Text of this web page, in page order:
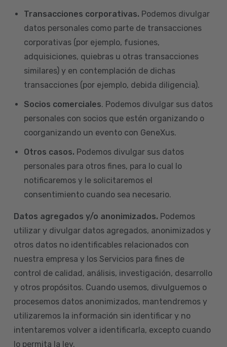
Transacciones corporativas. Podemos divulgar
datos personales como parte de transacciones
corporativas (por ejemplo, fusiones,
adquisiciones, quiebras u otras transacciones
similares) y en contemplación de dichas
transacciones (por ejemplo, debida diligencia).
Socios comerciales. Podemos divulgar sus datos
personales con socios que estén organizando o
coorganizando un evento con GeneXus.
Otros casos. Podemos divulgar sus datos
personales para otros fines, para lo cual lo
notificaremos y le solicitaremos el
consentimiento cuando sea necesario.
Datos agregados y/o anonimizados. Podemos
utilizar y divulgar datos agregados, anonimizados y
otros datos no identificables relacionados con
nuestra empresa y los Servicios para fines de
control de calidad, análisis, investigación, desarrollo
y otros propósitos. Cuando usemos, divulguemos o
procesemos datos anonimizados, mantendremos y
utilizaremos la información sin identificar y no
intentaremos volver a identificarla, excepto cuando
lo permita la ley.